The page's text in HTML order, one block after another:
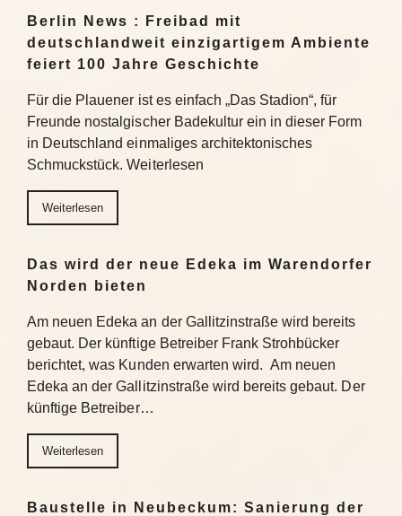
Berlin News : Freibad mit
deutschlandweit einzigartigem Ambiente
feiert 100 Jahre Geschichte
Für die Plauener ist es einfach „Das Stadion“, für
Freunde nostalgischer Badekultur ein in dieser Form
in Deutschland einmaliges architektonisches
Schmuckstück. Weiterlesen
Weiterlesen
Das wird der neue Edeka im Warendorfer
Norden bieten
Am neuen Edeka an der Gallitzinstraße wird bereits
gebaut. Der künftige Betreiber Frank Strohbücker
berichtet, was Kunden erwarten wird. Am neuen
Edeka an der Gallitzinstraße wird bereits gebaut. Der
künftige Betreiber…
Weiterlesen
Baustelle in Neubeckum: Sanierung der